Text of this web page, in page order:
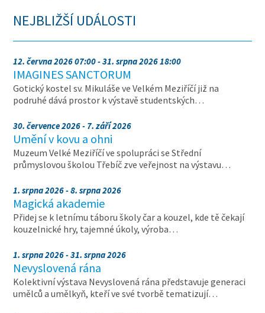
NEJBLIŽŠÍ UDÁLOSTI
12. června 2026 07:00 - 31. srpna 2026 18:00
IMAGINES SANCTORUM
Gotický kostel sv. Mikuláše ve Velkém Meziříčí již na
podruhé dává prostor k výstavě studentských…
30. července 2026 - 7. září 2026
Umění v kovu a ohni
Muzeum Velké Meziříčí ve spolupráci se Střední
průmyslovou školou Třebíč zve veřejnost na výstavu…
1. srpna 2026 - 8. srpna 2026
Magická akademie
Přidej se k letnímu táboru školy čar a kouzel, kde tě čekají
kouzelnické hry, tajemné úkoly, výroba…
1. srpna 2026 - 31. srpna 2026
Nevyslovená rána
Kolektivní výstava Nevyslovená rána představuje generaci
umělců a umělkyň, kteří ve své tvorbě tematizují…